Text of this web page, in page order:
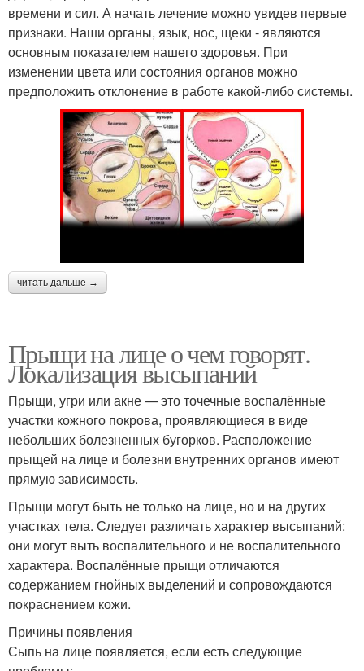
времени и сил. А начать лечение можно увидев первые
признаки. Наши органы, язык, нос, щеки - являются
основным показателем нашего здоровья. При
изменении цвета или состояния органов можно
предположить отклонение в работе какой-либо системы.
читать дальше →
Прыщи на лице о чем говорят.
Локализация высыпаний
Прыщи, угри или акне — это точечные воспалённые
участки кожного покрова, проявляющиеся в виде
небольших болезненных бугорков. Расположение
прыщей на лице и болезни внутренних органов имеют
прямую зависимость.
Прыщи могут быть не только на лице, но и на других
участках тела. Следует различать характер высыпаний:
они могут выть воспалительного и не воспалительного
характера. Воспалённые прыщи отличаются
содержанием гнойных выделений и сопровождаются
покраснением кожи.
Причины появления
Сыпь на лице появляется, если есть следующие